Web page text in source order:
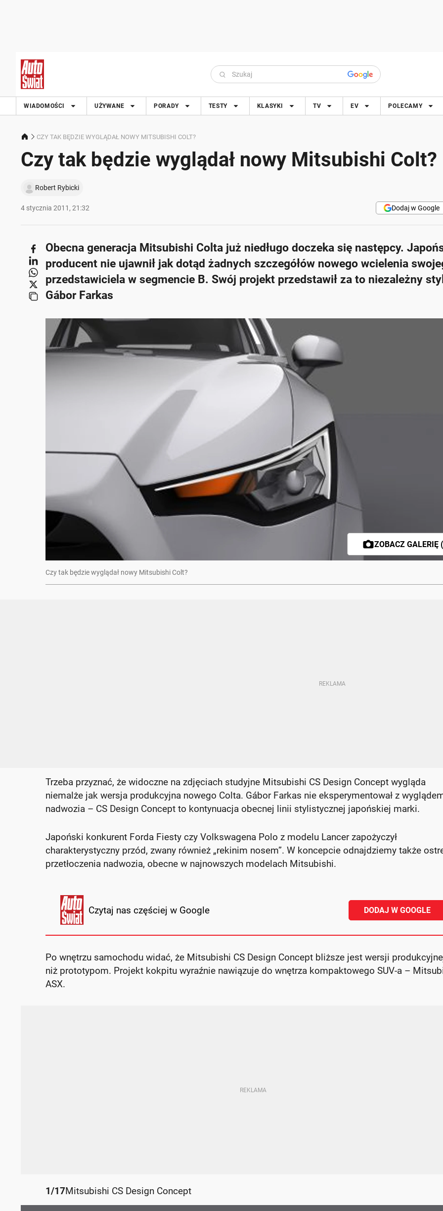
WIADOMOŚCI UŻYWANE PORADY TESTY KLASYKI TV EV POLECAMY
CZY TAK BĘDZIE WYGLĄDAŁ NOWY MITSUBISHI COLT?
Czy tak będzie wyglądał nowy Mitsubishi Colt?
Robert Rybicki
4 stycznia 2011, 21:32 Dodaj w Google
Obecna generacja Mitsubishi Colta już niedługo doczeka się następcy.
producent nie ujawnił jak dotąd żadnych szczegółów nowego wcielenia
przedstawiciela w segmencie B. Swój projekt przedstawił za to niezależny
Gábor Farkas
ZOBACZ GALERIĘ
Czy tak będzie wyglądał nowy Mitsubishi Colt?
Trzeba przyznać, że widoczne na zdjęciach studyjne Mitsubishi CS Design Concept wygląda
niemalże jak wersja produkcyjna nowego Colta. Gábor Farkas nie eksperymentował z
nadwozia – CS Design Concept to kontynuacja obecnej linii stylistycznej japońskiej marki.
Japoński konkurent Forda Fiesty czy Volkswagena Polo z modelu Lancer zapożyczył
charakterystyczny przód, zwany również „rekinim nosem”. W koncepcie odnajdziemy także
przetłoczenia nadwozia, obecne w najnowszych modelach Mitsubishi.
Czytaj nas częściej w Google DODAJ W GOOGLE
Po wnętrzu samochodu widać, że Mitsubishi CS Design Concept bliższe jest wersji
niż prototypom. Projekt kokpitu wyraźnie nawiązuje do wnętrza kompaktowego SUV-a –
ASX.
1/17Mitsubishi CS Design Concept